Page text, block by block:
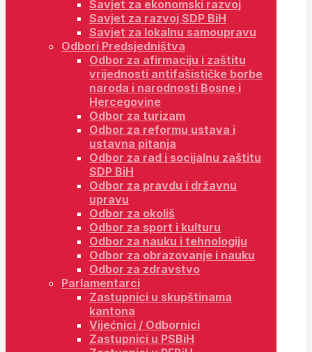
Savjet za ekonomski razvoj
Savjet za razvoj SDP BiH
Savjet za lokalnu samoupravu
Odbori Predsjedništva
Odbor za afirmaciju i zaštitu
vrijednosti antifašističke borbe
naroda i narodnosti Bosne i
Hercegovine
Odbor za turizam
Odbor za reformu ustava i
ustavna pitanja
Odbor za rad i socijalnu zaštitu
SDP BiH
Odbor za pravdu i državnu
upravu
Odbor za okoliš
Odbor za sport i kulturu
Odbor za nauku i tehnologiju
Odbor za obrazovanje i nauku
Odbor za zdravstvo
Parlamentarci
Zastupnici u skupštinama
kantona
Vijećnici / Odbornici
Zastupnici u PSBiH